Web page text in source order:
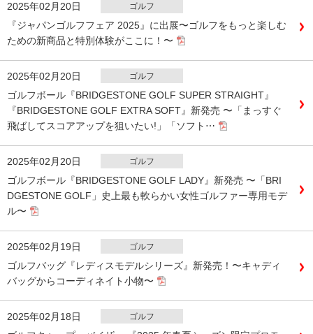
2025年02月20日 ゴルフ
『ジャパンゴルフフェア 2025』に出展〜ゴルフをもっと楽しむ
ための新商品と特別体験がここに！〜
2025年02月20日 ゴルフ
ゴルフボール『BRIDGESTONE GOLF SUPER STRAIGHT』
『BRIDGESTONE GOLF EXTRA SOFT』新発売 〜「まっすぐ
飛ばしてスコアアップを狙いたい!」「ソフト⋯
2025年02月20日 ゴルフ
ゴルフボール『BRIDGESTONE GOLF LADY』新発売 〜「BRI
DGESTONE GOLF」史上最も軟らかい女性ゴルファー専用モデ
ル〜
2025年02月19日 ゴルフ
ゴルフバッグ『レディスモデルシリーズ』新発売！〜キャディ
バッグからコーディネイト小物〜
2025年02月18日 ゴルフ